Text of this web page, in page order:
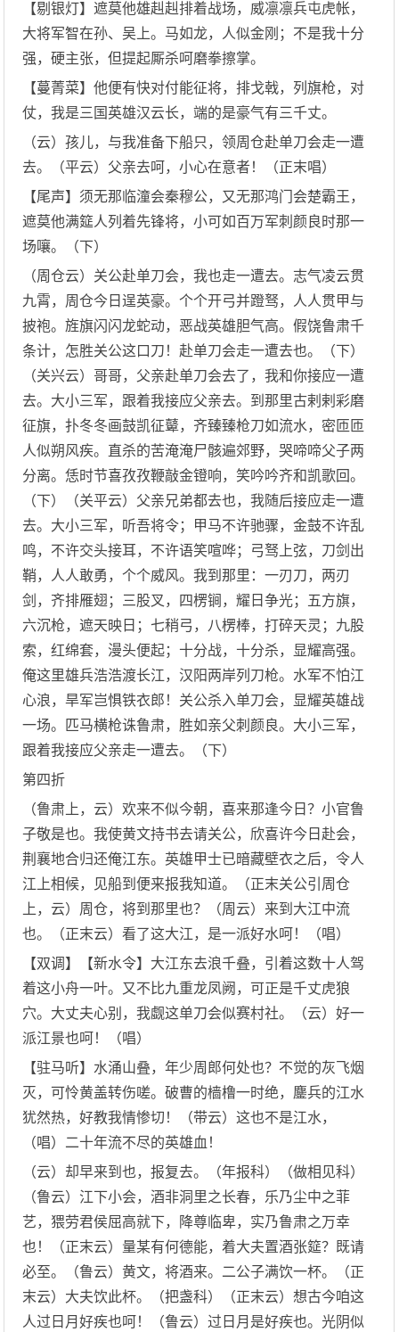
【剔银灯】遮莫他雄赳赳排着战场，威凛凛兵屯虎帐，
大将军智在孙、吴上。马如龙，人似金刚；不是我十分
强，硬主张，但提起厮杀呵磨拳擦掌。
【蔓菁菜】他便有快对付能征将，排戈戟，列旗枪，对
仗，我是三国英雄汉云长，端的是豪气有三千丈。
（云）孩儿，与我准备下船只，领周仓赴单刀会走一遭
去。（平云）父亲去呵，小心在意者！（正末唱）
【尾声】须无那临潼会秦穆公，又无那鸿门会楚霸王，
遮莫他满筵人列着先锋将，小可如百万军刺颜良时那一
场嚷。（下）
（周仓云）关公赴单刀会，我也走一遭去。志气凌云贯
九霄，周仓今日逞英豪。个个开弓并蹬驽，人人贯甲与
披袍。旌旗闪闪龙蛇动，恶战英雄胆气高。假饶鲁肃千
条计，怎胜关公这口刀！赴单刀会走一遭去也。（下）
（关兴云）哥哥，父亲赴单刀会去了，我和你接应一遭
去。大小三军，跟着我接应父亲去。到那里古剌剌彩磨
征旗，扑冬冬画鼓凯征鼙，齐臻臻枪刀如流水，密匝匝
人似朔风疾。直杀的苦淹淹尸骸遍郊野，哭啼啼父子两
分离。恁时节喜孜孜鞭敲金镫响，笑吟吟齐和凯歌回。
（下）（关平云）父亲兄弟都去也，我随后接应走一遭
去。大小三军，听吾将令；甲马不许驰骤，金鼓不许乱
鸣，不许交头接耳，不许语笑喧哗；弓驽上弦，刀剑出
鞘，人人敢勇，个个威风。我到那里：一刃刀，两刃
剑，齐排雁翅；三股叉，四楞锏，耀日争光；五方旗，
六沉枪，遮天映日；七稍弓，八楞棒，打碎天灵；九股
索，红绵套，漫头便起；十分战，十分杀，显耀高强。
俺这里雄兵浩浩渡长江，汉阳两岸列刀枪。水军不怕江
心浪，旱军岂惧铁衣郎！关公杀入单刀会，显耀英雄战
一场。匹马横枪诛鲁肃，胜如亲父刺颜良。大小三军，
跟着我接应父亲走一遭去。（下）
第四折
（鲁肃上，云）欢来不似今朝，喜来那逢今日？小官鲁
子敬是也。我使黄文持书去请关公，欣喜许今日赴会，
荆襄地合归还俺江东。英雄甲士已暗藏壁衣之后，令人
江上相候，见船到便来报我知道。（正末关公引周仓
上，云）周仓，将到那里也？（周云）来到大江中流
也。（正末云）看了这大江，是一派好水呵！（唱）
【双调】【新水令】大江东去浪千叠，引着这数十人驾
着这小舟一叶。又不比九重龙凤阙，可正是千丈虎狼
穴。大丈夫心别，我觑这单刀会似赛村社。（云）好一
派江景也呵！（唱）
【驻马听】水涌山叠，年少周郎何处也？不觉的灰飞烟
灭，可怜黄盖转伤嗟。破曹的樯橹一时绝，鏖兵的江水
犹然热，好教我情惨切！（带云）这也不是江水，
（唱）二十年流不尽的英雄血！
（云）却早来到也，报复去。（年报科）（做相见科）
（鲁云）江下小会，酒非洞里之长春，乐乃尘中之菲
艺，猥劳君侯屈高就下，降尊临卑，实乃鲁肃之万幸
也！（正末云）量某有何德能，着大夫置酒张筵？既请
必至。（鲁云）黄文，将酒来。二公子满饮一杯。（正
末云）大夫饮此杯。（把盏科）（正末云）想古今咱这
人过日月好疾也呵！（鲁云）过日月是好疾也。光阴似